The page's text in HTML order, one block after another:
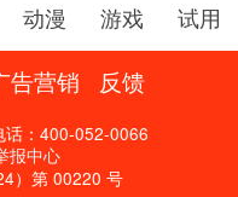
动漫 游戏 试用
告营销 反馈
话：400-052-0066
报中心
）第 00220 号